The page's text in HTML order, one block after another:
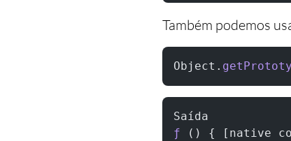
Também podemos
Object.
Saída
ƒ () { [native